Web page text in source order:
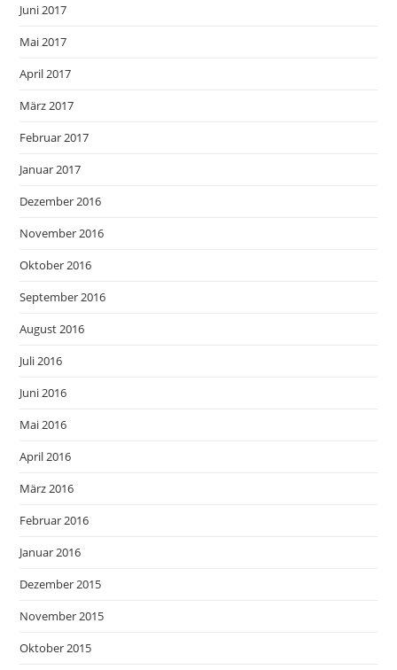
Juni 2017
Mai 2017
April 2017
März 2017
Februar 2017
Januar 2017
Dezember 2016
November 2016
Oktober 2016
September 2016
August 2016
Juli 2016
Juni 2016
Mai 2016
April 2016
März 2016
Februar 2016
Januar 2016
Dezember 2015
November 2015
Oktober 2015